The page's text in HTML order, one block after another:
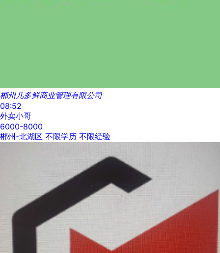
郴州几多鲜商业管理有限公司
08:52
外卖小哥
6000-8000
郴州-北湖区 不限学历 不限经验